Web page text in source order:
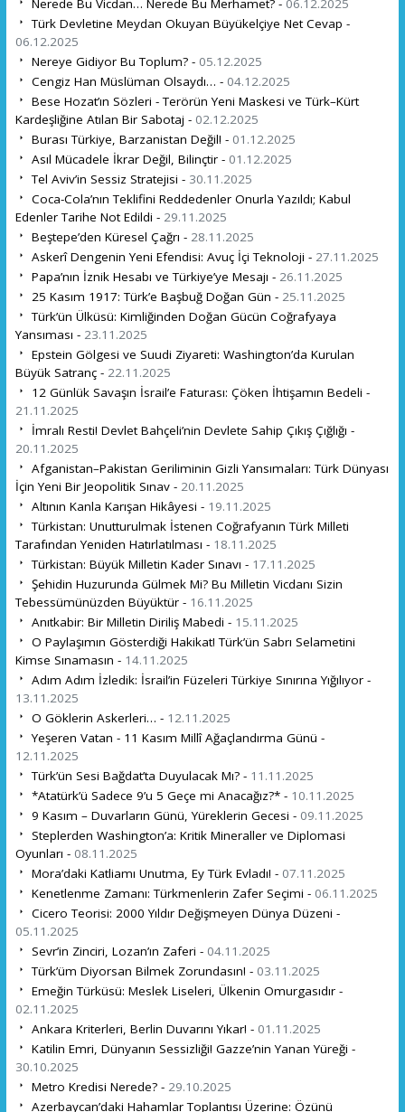
Nerede Bu Vicdan… Nerede Bu Merhamet? - 06.12.2025
Türk Devletine Meydan Okuyan Büyükelçiye Net Cevap -
06.12.2025
Nereye Gidiyor Bu Toplum? - 05.12.2025
Cengiz Han Müslüman Olsaydı… - 04.12.2025
Bese Hozat’ın Sözleri - Terörün Yeni Maskesi ve Türk–Kürt
Kardeşliğine Atılan Bir Sabotaj - 02.12.2025
Burası Türkiye, Barzanistan Değil! - 01.12.2025
Asıl Mücadele İkrar Değil, Bilinçtir - 01.12.2025
Tel Aviv’in Sessiz Stratejisi - 30.11.2025
Coca-Cola’nın Teklifini Reddedenler Onurla Yazıldı; Kabul
Edenler Tarihe Not Edildi - 29.11.2025
Beştepe’den Küresel Çağrı - 28.11.2025
Askerî Dengenin Yeni Efendisi: Avuç İçi Teknoloji - 27.11.2025
Papa’nın İznik Hesabı ve Türkiye’ye Mesajı - 26.11.2025
25 Kasım 1917: Türk’e Başbuğ Doğan Gün - 25.11.2025
Türk’ün Ülküsü: Kimliğinden Doğan Gücün Coğrafyaya
Yansıması - 23.11.2025
Epstein Gölgesi ve Suudi Ziyareti: Washington’da Kurulan
Büyük Satranç - 22.11.2025
12 Günlük Savaşın İsrail’e Faturası: Çöken İhtişamın Bedeli -
21.11.2025
İmralı Resti! Devlet Bahçeli’nin Devlete Sahip Çıkış Çığlığı -
20.11.2025
Afganistan–Pakistan Geriliminin Gizli Yansımaları: Türk Dünyası
İçin Yeni Bir Jeopolitik Sınav - 20.11.2025
Altının Kanla Karışan Hikâyesi - 19.11.2025
Türkistan: Unutturulmak İstenen Coğrafyanın Türk Milleti
Tarafından Yeniden Hatırlatılması - 18.11.2025
Türkistan: Büyük Milletin Kader Sınavı - 17.11.2025
Şehidin Huzurunda Gülmek Mi? Bu Milletin Vicdanı Sizin
Tebessümünüzden Büyüktür - 16.11.2025
Anıtkabir: Bir Milletin Diriliş Mabedi - 15.11.2025
O Paylaşımın Gösterdiği Hakikat! Türk’ün Sabrı Selametini
Kimse Sınamasın - 14.11.2025
Adım Adım İzledik: İsrail’in Füzeleri Türkiye Sınırına Yığılıyor -
13.11.2025
O Göklerin Askerleri… - 12.11.2025
Yeşeren Vatan - 11 Kasım Millî Ağaçlandırma Günü -
12.11.2025
Türk’ün Sesi Bağdat’ta Duyulacak Mı? - 11.11.2025
*Atatürk’ü Sadece 9’u 5 Geçe mi Anacağız?* - 10.11.2025
9 Kasım – Duvarların Günü, Yüreklerin Gecesi - 09.11.2025
Steplerden Washington’a: Kritik Mineraller ve Diplomasi
Oyunları - 08.11.2025
Mora’daki Katliamı Unutma, Ey Türk Evladı! - 07.11.2025
Kenetlenme Zamanı: Türkmenlerin Zafer Seçimi - 06.11.2025
Cicero Teorisi: 2000 Yıldır Değişmeyen Dünya Düzeni -
05.11.2025
Sevr’in Zinciri, Lozan’ın Zaferi - 04.11.2025
Türk’üm Diyorsan Bilmek Zorundasın! - 03.11.2025
Emeğin Türküsü: Meslek Liseleri, Ülkenin Omurgasıdır -
02.11.2025
Ankara Kriterleri, Berlin Duvarını Yıkar! - 01.11.2025
Katilin Emri, Dünyanın Sessizliği! Gazze’nin Yanan Yüreği -
30.10.2025
Metro Kredisi Nerede? - 29.10.2025
Azerbaycan’daki Hahamlar Toplantısı Üzerine: Özünü